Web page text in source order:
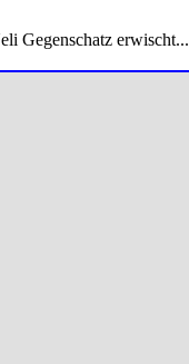
Gegenschatz erwischt...